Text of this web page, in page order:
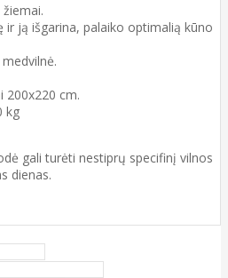
ir ją išgarina, palaiko optimalią kūno
200x220 cm.
kg
gali turėti nestiprų specifinį vilnos
dienas.